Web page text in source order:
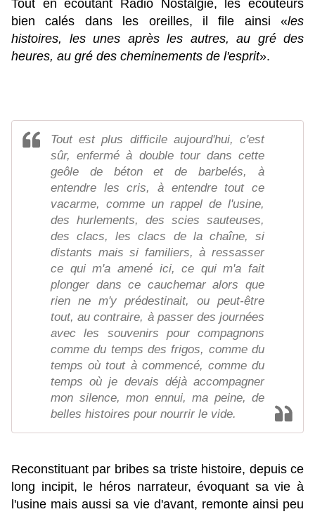
Tout en écoutant Radio Nostalgie, les écouteurs
bien calés dans les oreilles, il file ainsi «les
histoires, les unes après les autres, au gré des
heures, au gré des cheminements de l'esprit».
Tout est plus difficile aujourd'hui, c'est
sûr, enfermé à double tour dans cette
geôle de béton et de barbelés, à
entendre les cris, à entendre tout ce
vacarme, comme un rappel de l'usine,
des hurlements, des scies sauteuses,
des clacs, les clacs de la chaîne, si
distants mais si familiers, à ressasser
ce qui m'a amené ici, ce qui m'a fait
plonger dans ce cauchemar alors que
rien ne m'y prédestinait, ou peut-être
tout, au contraire, à passer des journées
avec les souvenirs pour compagnons
comme du temps des frigos, comme du
temps où tout à commencé, comme du
temps où je devais déjà accompagner
mon silence, mon ennui, ma peine, de
belles histoires pour nourrir le vide.
Reconstituant par bribes sa triste histoire, depuis ce
long incipit, le héros narrateur, évoquant sa vie à
l'usine mais aussi sa vie d'avant, remonte ainsi peu